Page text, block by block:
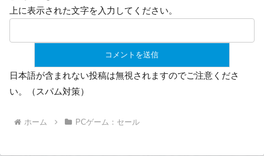
上に表示された文字を入力してください。
日本語が含まれない投稿は無視されますのでご注意くださ
い。（スパム対策）
ホーム PCゲーム：セール